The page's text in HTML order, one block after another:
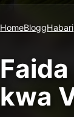
HomeBloggHabari
kwa